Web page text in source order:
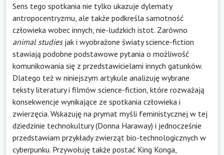
Sens tego spotkania nie tylko ukazuje dylematy
antropocentryzmu, ale także podkreśla samotność
człowieka wobec innych, nie-ludzkich istot. Zarówno
animal studiesjak i wyobrażone światy science-fiction
stawiają podobne podstawowe pytania o możliwość
komunikowania się z przedstawicielami innych gatunków.
Dlatego też w niniejszym artykule analizuję wybrane
teksty literatury i filmów science-fiction, które rozważają
konsekwencje wynikające ze spotkania człowieka i
zwierzęcia. Wskazuję na prymat myśli feministycznej w tej
dziedzinie technokultury (Donna Haraway) i jednocześnie
przedstawiam przykłady zwierząt bio-technologicznych w
cyberpunku. Przywołuję także postać King Konga,